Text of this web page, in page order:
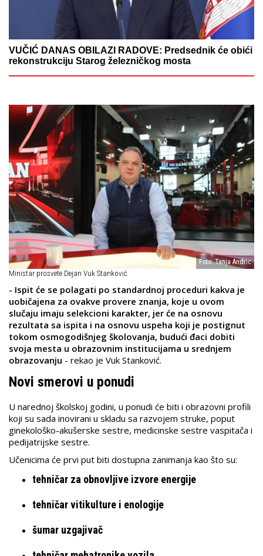
VUČIĆ DANAS OBILAZI RADOVE: Predsednik će obići
rekonstrukciju Starog železničkog mosta
Foto: Tanja Andric
Ministar prosvete Dejan Vuk Stanković
- Ispit će se polagati po standardnoj proceduri kakva je
uobičajena za ovakve provere znanja, koje u ovom
slučaju imaju selekcioni karakter, jer će na osnovu
rezultata sa ispita i na osnovu uspeha koji je postignut
tokom osmogodišnjeg školovanja, budući đaci dobiti
svoja mesta u obrazovnim institucijama u srednjem
obrazovanju - rekao je Vuk Stanković.
Novi smerovi u ponudi
U narednoj školskoj godini, u ponudi će biti i obrazovni profili
koji su sada inovirani u skladu sa razvojem struke, poput
ginekološko-akušerske sestre, medicinske sestre vaspitača i
pedijatrijske sestre.
Učenicima će prvi put biti dostupna zanimanja kao što su:
tehničar za obnovljive izvore energije
tehničar vitikulture i enologije
šumar uzgajivač